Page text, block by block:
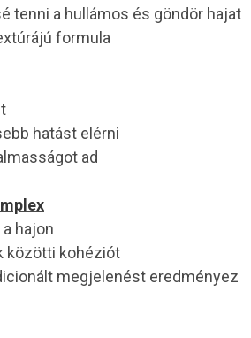
tenni a hullámos és göndör hajat
formula
hatást elérni
ad
hajon
közötti kohéziót
megjelenést eredményez